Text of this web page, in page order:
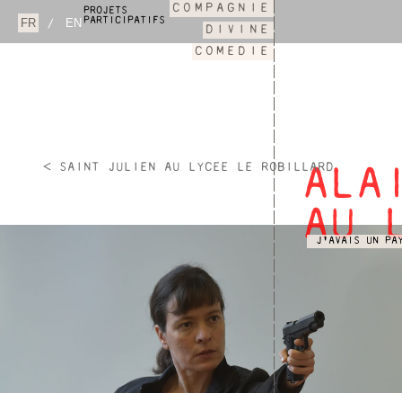
/
PROJETS
PARTICIPATIFS
COMPAGNIE
DIVINE
COMEDIE
< SAINT JULIEN AU LYCEE LE ROBILLARD
AU
J'AVAIS UN